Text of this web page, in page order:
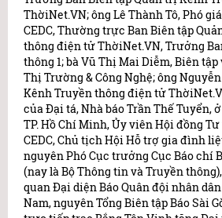
ThờiNet.VN; ông Lê Thành Tô, Phó
CEDC, Thường trực Ban Biên tập
thông điện tử ThờiNet.VN, Trưởng
thông 1; bà Vũ Thị Mai Diễm, Biên
Thị Trường & Công Nghệ; ông
Kênh Truyền thông điện tử
của Đại tá, Nhà báo Trần Thế Tuyển,
TP. Hồ Chí Minh, Ủy viên Hội đồng
CEDC, Chủ tịch Hội Hỗ trợ gia đình
nguyên Phó Cục trưởng Cục Báo chí
(nay là Bộ Thông tin và Truyền
quan Đại diện Báo Quân đội nhân
Nam, nguyên Tổng Biên tập Báo Sài